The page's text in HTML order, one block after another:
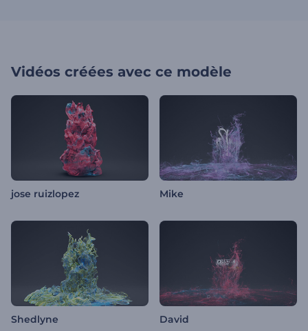
Vidéos créées avec ce modèle
jose ruizlopez Mike
Shedlyne David